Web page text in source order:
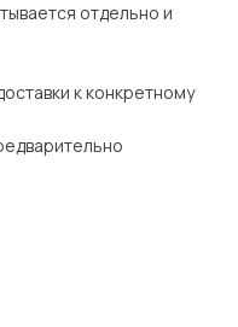
отдельно и
к конкретному